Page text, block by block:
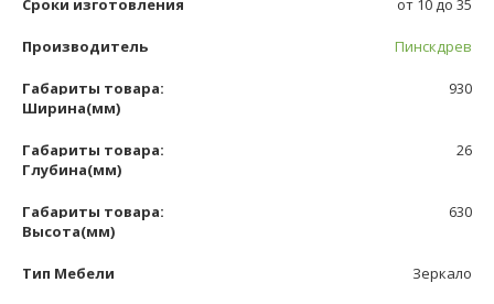
Сроки изготовления от 10 до 35
Производитель Пинскдрев
Габариты товара:
Ширина(мм)
930
Габариты товара:
Глубина(мм)
26
Габариты товара:
Высота(мм)
630
Тип Мебели Зеркало